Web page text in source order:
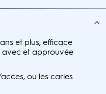
et plus, efficace
avec et approuvée
ou les caries